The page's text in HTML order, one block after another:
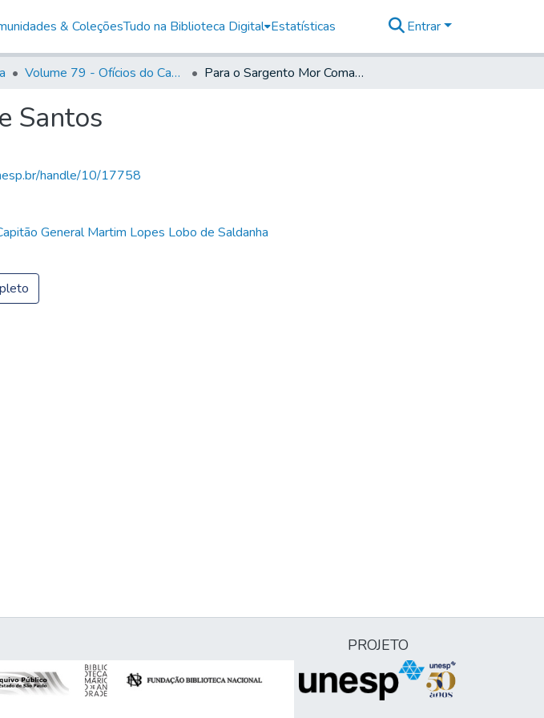
& ColeçõesTudo na Biblioteca Digital Estatísticas Entrar
Volume 79 - Ofícios do Capitão General Martim Lopes Lobo de Saldanha (1777) Para o Sargento Mor Comandante de Santos
Santos
handle/10/17758
General Martim Lopes Lobo de Saldanha
PROJETO